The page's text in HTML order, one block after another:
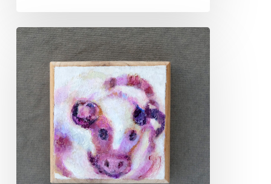
ギ
ュ
ウ
ソ
ク
3m